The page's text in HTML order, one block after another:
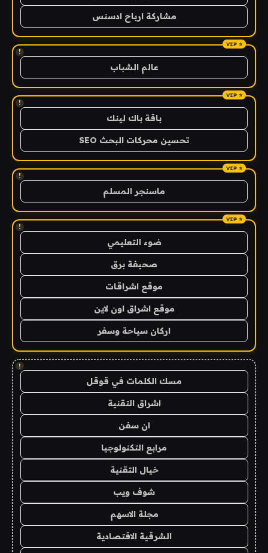
مشاركة ارباح ادسنس
!
عالم الشباب
!
باقة باك لينك
تحسين محركات البحث SEO
!
ماسنجر المسلم
!
ضوء التعليمي
صحيفة برق
موقع اشراقات
موقع اشراق اون لاين
اركان سياحة وسفر
!
مسك الكلمات في قوقل
اشراق التقنية
ان سفن
مرابع التكنولوجيا
خيال التقنية
شوف ويب
مجلة الاسهم
الشرقية الاقتصادية